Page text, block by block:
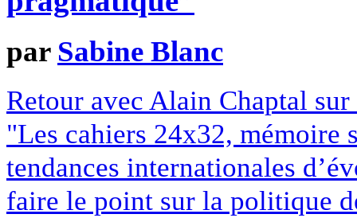
par Sabine Blanc
Retour avec Alain Chaptal
"Les cahiers 24x32, mémoire
tendances internationales
faire le point sur la politique